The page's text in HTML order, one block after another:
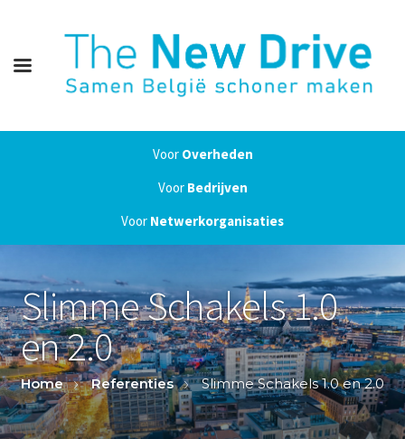
Voor Overheden
Voor Bedrijven
Voor Netwerkorganisaties
Slimme Schakels 1.0
en 2.0
Home Referenties Slimme Schakels 1.0 en 2.0